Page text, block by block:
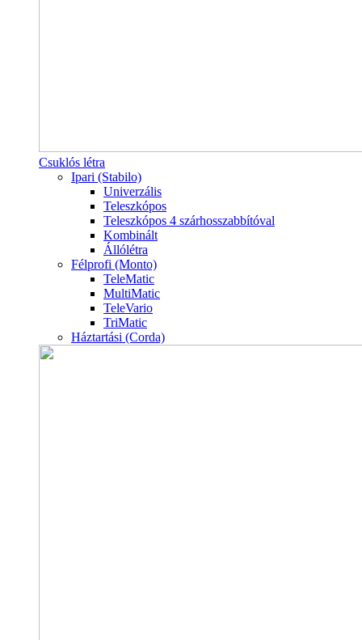
Csuklós létra
Ipari (Stabilo)
Univerzális
Teleszkópos
Teleszkópos 4 szárhosszabbítóval
Kombinált
Állólétra
Félprofi (Monto)
TeleMatic
MultiMatic
TeleVario
TriMatic
Háztartási (Corda)